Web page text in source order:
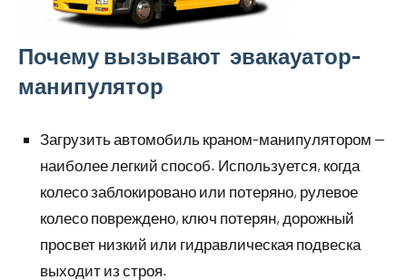
Почему вызывают эвакауатор-
манипулятор
Загрузить автомобиль краном-манипулятором —
наиболее легкий способ. Используется, когда
колесо заблокировано или потеряно, рулевое
колесо повреждено, ключ потерян, дорожный
просвет низкий или гидравлическая подвеска
выходит из строя.